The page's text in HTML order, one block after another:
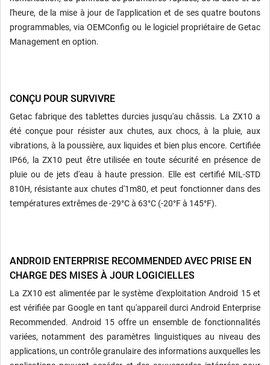
l'heure, de la mise à jour de l'application et de ses quatre boutons
programmables, via OEMConfig ou le logiciel propriétaire de Getac
Management en option.
CONÇU POUR SURVIVRE
Getac fabrique des tablettes durcies jusqu'au châssis. La ZX10 a
été conçue pour résister aux chutes, aux chocs, à la pluie, aux
vibrations, à la poussière, aux liquides et bien plus encore. Certifiée
IP66, la ZX10 peut être utilisée en toute sécurité en présence de
pluie ou de jets d'eau à haute pression. Elle est certifié MIL-STD
810H, résistante aux chutes d'1m80, et peut fonctionner dans des
températures extrêmes de -29°C à 63°C (-20°F à 145°F).
ANDROID ENTERPRISE RECOMMENDED AVEC PRISE EN
CHARGE DES MISES À JOUR LOGICIELLES
La ZX10 est alimentée par le système d'exploitation Android 15 et
est vérifiée par Google en tant qu'appareil durci Android Enterprise
Recommended. Android 15 offre un ensemble de fonctionnalités
variées, notamment des paramètres linguistiques au niveau des
applications, un contrôle granulaire des informations auxquelles les